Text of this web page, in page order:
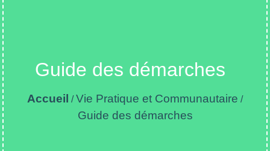
Guide des démarches
Accueil /Vie Pratique et Communautaire /
Guide des démarches